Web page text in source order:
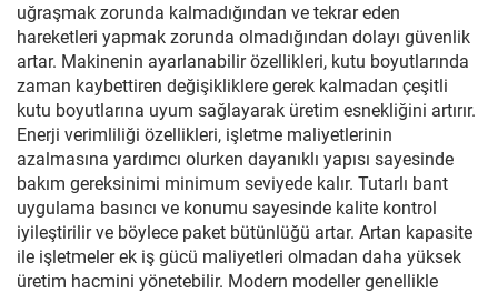
uğraşmak zorunda kalmadığından ve tekrar eden
hareketleri yapmak zorunda olmadığından dolayı güvenlik
artar. Makinenin ayarlanabilir özellikleri, kutu boyutlarında
zaman kaybettiren değişikliklere gerek kalmadan çeşitli
kutu boyutlarına uyum sağlayarak üretim esnekliğini artırır.
Enerji verimliliği özellikleri, işletme maliyetlerinin
azalmasına yardımcı olurken dayanıklı yapısı sayesinde
bakım gereksinimi minimum seviyede kalır. Tutarlı bant
uygulama basıncı ve konumu sayesinde kalite kontrol
iyileştirilir ve böylece paket bütünlüğü artar. Artan kapasite
ile işletmeler ek iş gücü maliyetleri olmadan daha yüksek
üretim hacmini yönetebilir. Modern modeller genellikle